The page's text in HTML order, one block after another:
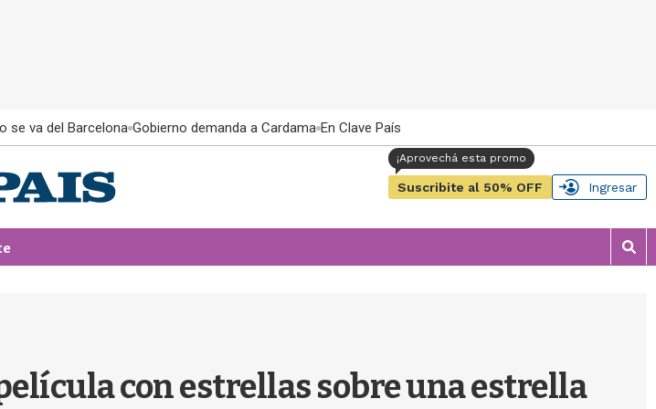
se va del Barcelona Gobierno demanda a Cardama En Clave País
Suscribite al 50% OFF Ingresar
M
o
con estrellas sobre una estrella